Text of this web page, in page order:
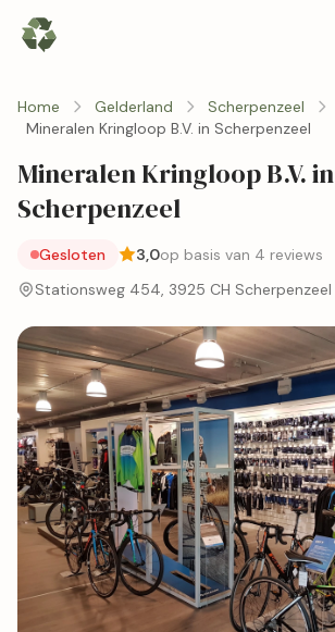
Home Gelderland
Scherpenzeel
Mineralen Kringloop B.V. in Scherpenzeel
Mineralen Kringloop B.V. in
Scherpenzeel
Gesloten 3,0op basis van 4 reviews
Stationsweg 454, 3925 CH Scherpenzeel